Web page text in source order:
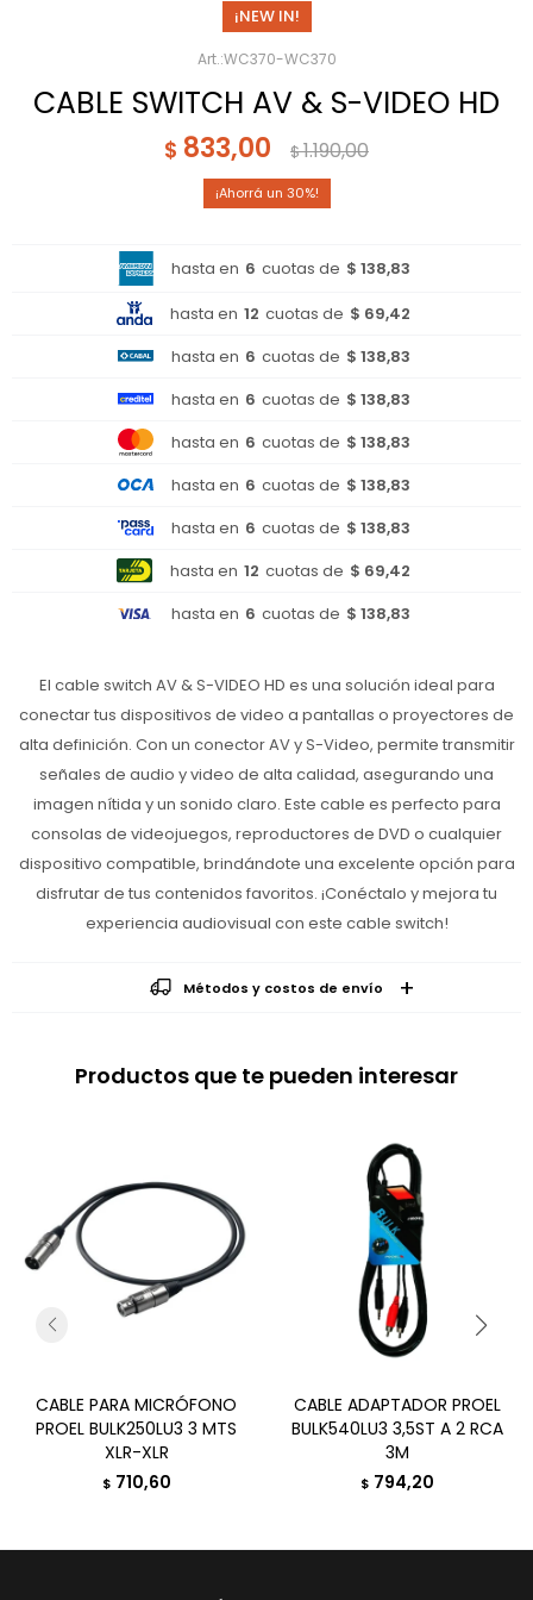
¡NEW IN!
WC370-WC370
CABLE SWITCH AV & S-VIDEO HD
$ 833,00 $1.190,00
30
hasta en 6 cuotas de $ 138,83
hasta en 12 cuotas de $ 69,42
hasta en 6 cuotas de $ 138,83
hasta en 6 cuotas de $ 138,83
hasta en 6 cuotas de $ 138,83
hasta en 6 cuotas de $ 138,83
hasta en 6 cuotas de $ 138,83
hasta en 12 cuotas de $ 69,42
hasta en 6 cuotas de $ 138,83
El cable switch AV & S-VIDEO HD es una solución ideal para
conectar tus dispositivos de video a pantallas o proyectores de
alta definición. Con un conector AV y S-Video, permite transmitir
señales de audio y video de alta calidad, asegurando una
imagen nítida y un sonido claro. Este cable es perfecto para
consolas de videojuegos, reproductores de DVD o cualquier
dispositivo compatible, brindándote una excelente opción para
disfrutar de tus contenidos favoritos. ¡Conéctalo y mejora tu
experiencia audiovisual con este cable switch!
Métodos y costos de envío
Productos que te pueden interesar
CABLE PARA MICRÓFONO
PROEL BULK250LU3 3 MTS
XLR-XLR
$ 710,60
CABLE ADAPTADOR PROEL
BULK540LU3 3,5ST A 2 RCA
3M
$ 794,20